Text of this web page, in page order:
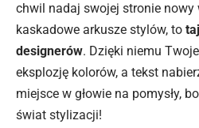
chwil nadaj swojej stronie nowy
kaskadowe arkusze stylów, to
designerów. Dzięki niemu
eksplozję kolorów, a tekst
miejsce w głowie na pomysły,
świat stylizacji!